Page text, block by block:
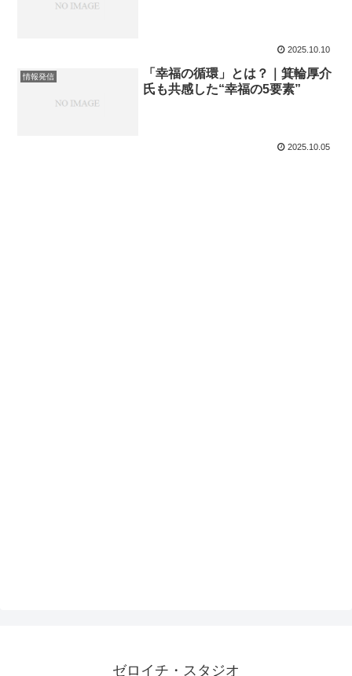
2025.10.10
情報発信
「幸福の循環」とは？｜箕輪厚介
氏も共感した“幸福の5要素”
2025.10.05
ゼロイチ・スタジオ